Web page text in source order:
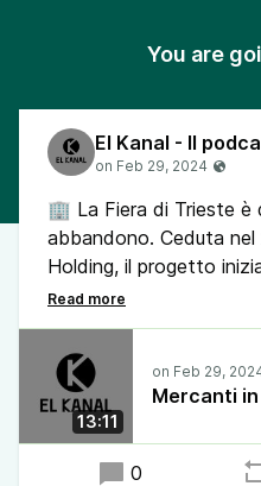
You are
El Kanal - Il
🏢 La Fiera di Trieste
abbandono. Ceduta nel
Holding, il progetto
cantiere per il 2022, ma
sono nemmeno iniziati
🛒 Sull’area di 20k m²
commerciale: una scelta
considerare lo stato di
centri in città: alle
13:11
Mercanti
0